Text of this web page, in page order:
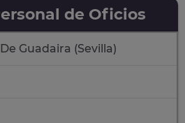
de Oficios
Guadaira (Sevilla)